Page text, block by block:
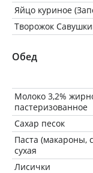
Яйцо куриное
Творожок
Обед
Молоко 3,2%
пастеризованное
Сахар песок
Паста (макароны,
сухая
Лисички